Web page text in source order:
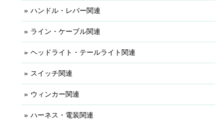
ハンドル・レバー関連
ライン・ケーブル関連
ヘッドライト・テールライト関連
スイッチ関連
ウィンカー関連
ハーネス・電装関連